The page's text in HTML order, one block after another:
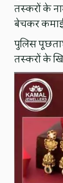
तस्करों के
बेचकर कमाई
पुलिस
तस्करों के